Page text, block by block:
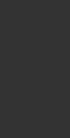
CERES